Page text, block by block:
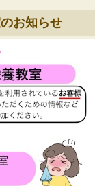
お知らせ